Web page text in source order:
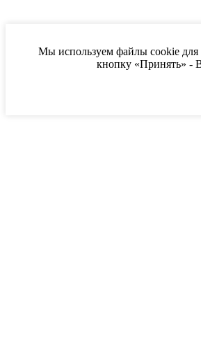
Мы используем файлы cookie для
кнопку «Принять» -